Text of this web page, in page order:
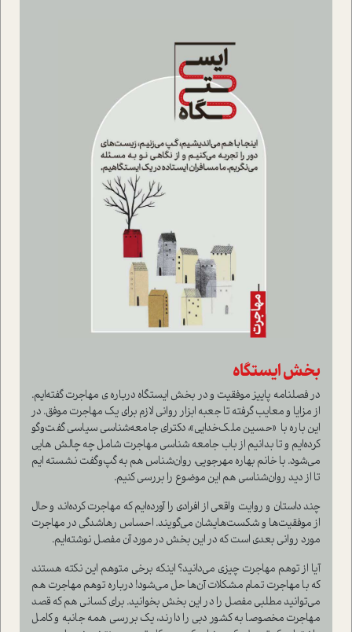
بخش ایستگاه
در فصلنامه پاییز موفقیت و در بخش ایستگاه درباره ی مهاجرت گفته‌ایم.
از مزایا و معایب گرفته تا جعبه ابزار روانی لازم برای یک مهاجرت موفق. در
این باره با «حسین ملک‌خدایی»، دکترای جامعه‌شناسی سیاسی گفت‌و‌گو
کرده‌ایم و تا بدانیم از باب جامعه شناسی مهاجرت شامل چه چالش هایی
می‌شود. با خانم بهاره مهرجویی، روان‌شناس هم به گپ‌و‌گفت نشسته ایم
تا از دید روان‌شناسی هم این موضوع را بررسی کنیم.
چند داستان و روایت واقعی از افرادی را آورده‌ایم که مهاجرت کرده‌اند و حال
از موفقیت‌ها و شکست‌هایشان می‌گویند. احساس رهاشدگی در مهاجرت
مورد روانی بعدی است که در این بخش در مورد آن مفصل نوشته‌ایم.
آیا از توهم مهاجرت چیزی می‌دانید؟ اینکه برخی متوهم این نکته هستند
که با مهاجرت تمام مشکلات آن‌ها حل می‌شود! درباره توهم مهاجرت هم
می‌توانید مطلبی مفصل را در این بخش بخوانید. برای کسانی هم که قصد
مهاجرت مخصوصا به کشور دبی را دارند، یک بررسی همه جانبه و کامل